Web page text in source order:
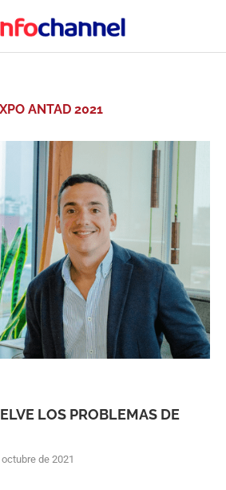
ANTAD 2021
LOS PROBLEMAS DE
octubre de 2021